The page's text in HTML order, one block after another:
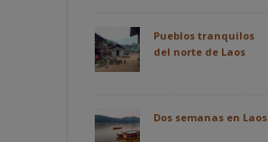
Pueblos tranquilos
del norte de Laos
Dos semanas en Laos